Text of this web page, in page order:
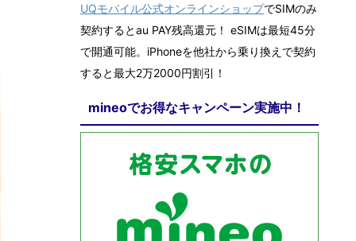
UQモバイル公式オンラインショップでSIMのみ
契約するとau PAY残高還元！ eSIMは最短45分
で開通可能。iPhoneを他社から乗り換えで契約
すると最大2万2000円割引！
mineoでお得なキャンペーン実施中！